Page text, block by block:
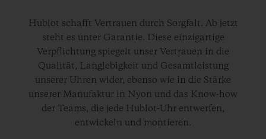
Hublot schafft Vertrauen durch Sorgfalt. Ab jetzt
steht es unter Garantie. Diese einzigartige
Verpflichtung spiegelt unser Vertrauen in die
Qualität, Langlebigkeit und Gesamtleistung
unserer Uhren wider, ebenso wie in die Stärke
unserer Manufaktur in Nyon und das Know-how
der Teams, die jede Hublot-Uhr entwerfen,
entwickeln und montieren.